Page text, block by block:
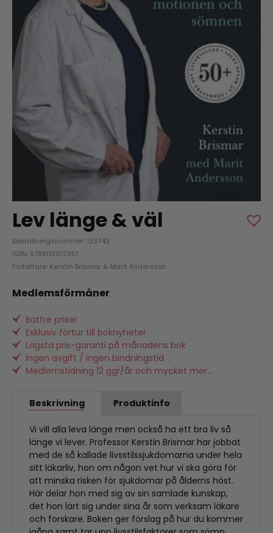
Lev länge & väl
Beställningsnummer: 123743
ISBN: 9789113102351
Författare: Kerstin Brismar & Marit Andersson
Medlemsförmåner
Bättre priser
Exklusiv förtur till boknyheter
Lägsta pris-garanti på månadens bok
Ingen avgift / ingen bindningstid
Medlemstidning 12 ggr/år och mycket mer...
Beskrivning Produktinfo
Vi vill alla leva länge men också ha ett bra liv så
länge vi lever. Professor Kerstin Brismar har jobbat
med de så kallade livsstilssjukdomarna under hela
sitt läkarliv, hon om någon vet hur vi ska göra för
att minska risken för sjukdomar på ålderns höst.
Här delar hon med sig av sin samlade kunskap,
det hon lärt sig under sina år som verksam läkare
och forskare. Boken ger förslag på hur du kommer